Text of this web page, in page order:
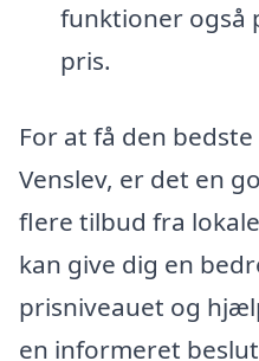
funktioner også
pris.
For at få den
Venslev, er det en
flere tilbud fra
kan give dig en
prisniveauet og
en informeret